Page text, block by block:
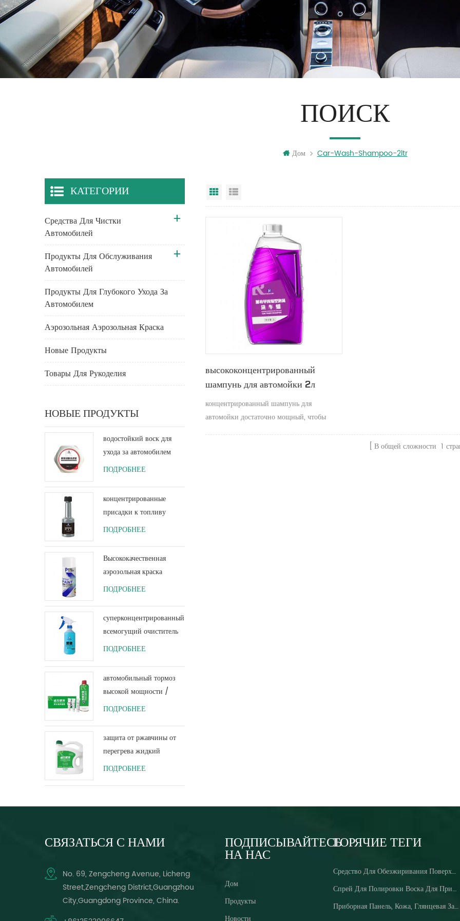
ПОИСК
Дом Car-Wash-Shampoo-2ltr
Вид сетки
высококонцентрированный
шампунь для автомойки 2л
концентрированный шампунь для
автомойки достаточно мощный, чтобы
В общей сложности 1
КАТЕГОРИИ
Средства Для Чистки
Автомобилей
Продукты Для Обслуживания
Автомобилей
Продукты Для Глубокого Ухода За
Автомобилем
Аэрозольная Аэрозольная Краска
Новые Продукты
Товары Для Рукоделия
НОВЫЕ ПРОДУКТЫ
водостойкий воск для
ухода за автомобилем
Extreme Coating 200 г
покрытием
ПОДРОБНЕЕ
концентрированные
присадки к топливу
присадки к моторному
ПОДРОБНЕЕ
Высококачественная
аэрозольная краска
Gold-plating Car
ПОДРОБНЕЕ
суперконцентрированный
всемогущий очиститель
для всех целей
ПОДРОБНЕЕ
автомобильный тормоз
высокой мощности /
дисковый тормоз /
ПОДРОБНЕЕ
защита от ржавчины от
перегрева жидкий
хладагент защита
зеленый
ПОДРОБНЕЕ
СВЯЗАТЬСЯ С НАМИ
No. 69, Zengcheng Avenue, Licheng
Street,Zengcheng District,Guangzhou
City,Guangdong Province, China.
ПОДПИСЫВАЙТЕСЬ
НА НАС
Дом
Продукты
ГОРЯЧИЕ ТЕГИ
Средство Для Обезжиривания Поверхностей Для Очистки Двигателя
Спрей Для Полировки Воска Для Приборной Панели
Приборная Панель, Кожа, Глянцевая Защита, Спрей Для Яркого Воска